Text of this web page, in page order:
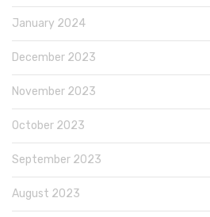
January 2024
December 2023
November 2023
October 2023
September 2023
August 2023